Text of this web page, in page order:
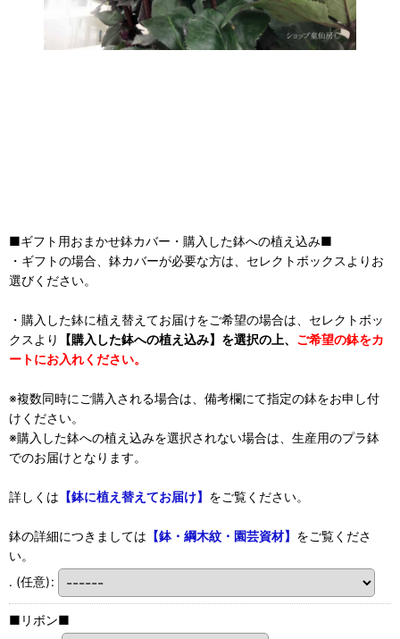
■ギフト用おまかせ鉢カバー・購入した鉢への植え込み■
・ギフトの場合、鉢カバーが必要な方は、セレクトボックスよりお
選びください。
・購入した鉢に植え替えてお届けをご希望の場合は、セレクトボッ
クスより
【購入した鉢への植え込み】を選択の上、 ご希望の鉢をカ
ートにお入れください。
※複数同時にご購入される場合は、備考欄にて指定の鉢をお申し付
けください。
※購入した鉢への植え込みを選択されない場合は、生産用のプラ鉢
でのお届けとなります。
詳しくは 【鉢に植え替えてお届け】 をご覧ください。
鉢の詳細につきましては 【鉢・綱木紋・園芸資材】 をご覧くださ
い。
. (任意):
■リボン■